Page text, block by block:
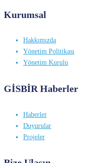
Kurumsal
Hakkımızda
Yönetim Politikası
Yönetim Kurulu
GİSBİR Haberler
Haberler
Duyurular
Projeler